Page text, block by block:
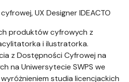
UX Designer IDEACTO
produktów cyfrowych z
i ilustratorka.
z Dostępności Cyfrowej na
na Uniwersytecie SWPS we
wyróżnieniem studia licencjackich